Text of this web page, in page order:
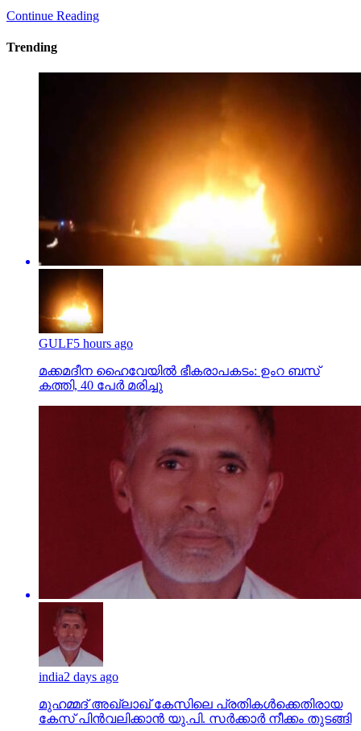
Continue Reading
Trending
GULF5 hours ago
മക്കമദീന ഹൈവേയില്‍ ഭീകരാപകടം: ഉംറ ബസ്
കത്തി, 40 പേര്‍ മരിച്ചു
india2 days ago
മുഹമ്മദ് അഖ്‌ലാഖ് കേസിലെ പ്രതികള്‍ക്കെതിരായ
കേസ് പിന്‍വലിക്കാന്‍ യു.പി. സര്‍ക്കാര്‍ നീക്കം തുടങ്ങി